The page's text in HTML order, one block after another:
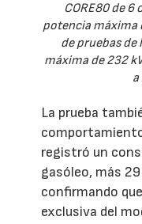
CORE80 de
potencia máxima
de pruebas de
máxima de 232
La prueba
registró un
gasóleo, más
confirmando
exclusiva del